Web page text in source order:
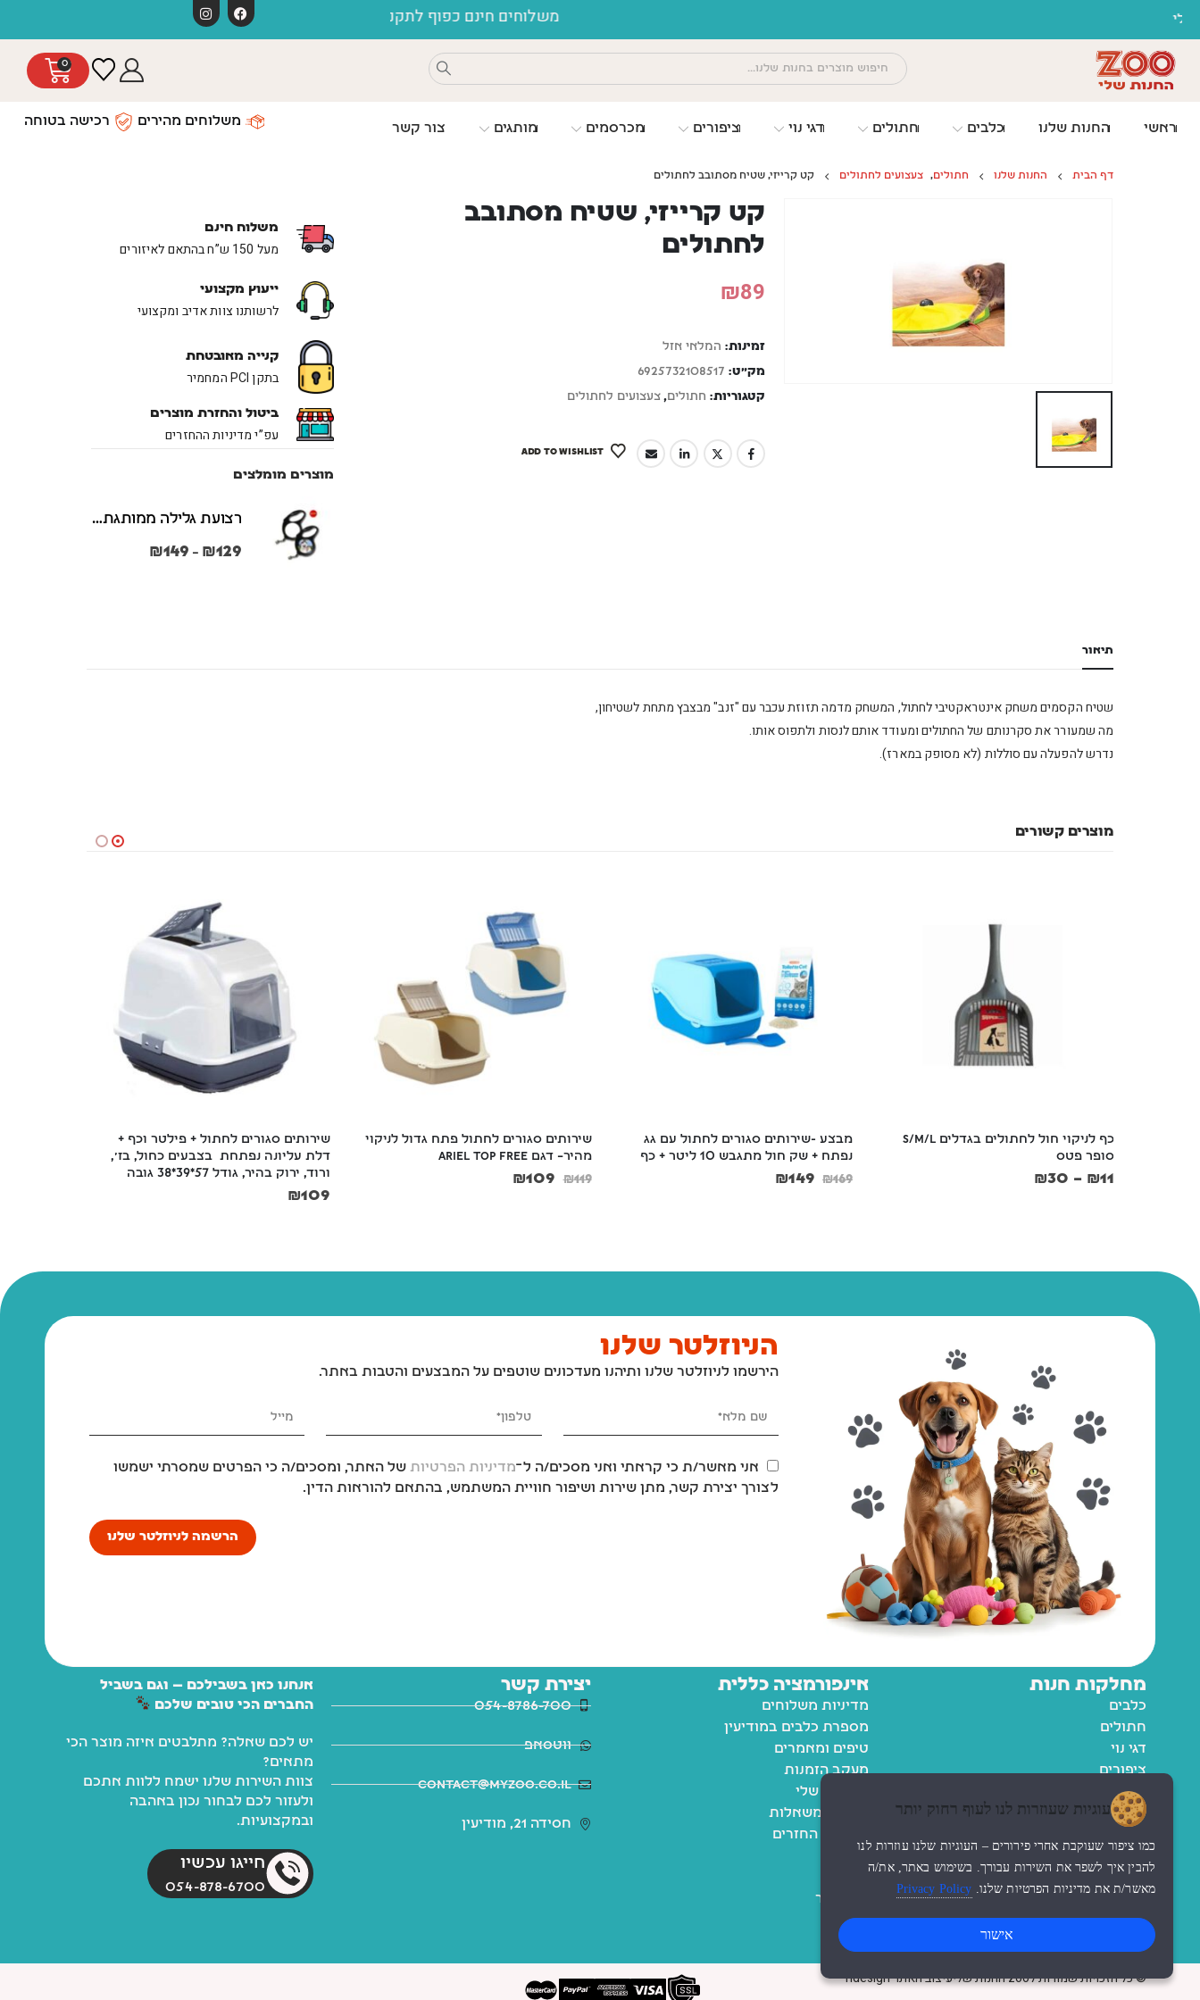
לתוכן
0
ראשי החנות שלנו כלבים חתולים דגי נוי ציפורים מכרסמים מותגים צור קשר משלוחים מהירים רכישה בטוחה
דף הבית החנות שלנו חתולים, צעצועים לחתולים קט קרייזי, שטיח מסתובב לחתולים
קט קרייזי, שטיח מסתובב
לחתולים
₪89
זמינות: המלאי אזל
מק"ט: 6925732108517
קטגוריות: חתולים, צעצועים לחתולים
ADD TO WISHLIST
משלוח חינם
מעל 150 ש”ח בהתאם לאיזורים
ייעוץ מקצועי
לרשותנו צוות אדיב ומקצועי
קנייה מאובטחת
בתקן PCI המחמיר
ביטול והחזרת מוצרים
עפ”י מדיניות ההחזרים
מוצרים מומלצים
רצועת גלילה ממותגת משני הצדדים צבע שחור במידות S + M
₪129
–
₪149
תיאור
שטיח הקסמים משחק אינטראקטיבי לחתול, המשחק מדמה תזוזת עכבר עם "זנב" מבצבץ מתחת לשטיחון,
מה שמעורר את סקרנותם של החתולים ומעודד אותם לנסות ולתפוס אותו.
נדרש להפעלה עם סוללות (לא מסופק במארז).
מוצרים קשורים
סופר פטס
₪11
–
₪30
מבצע -שירותים סגורים לחתול עם גג
נפתח + שק חול מתגבש 10 ליטר + כף
₪169
₪149
שירותים סגורים לחתול פתח גדול לניקוי
מהיר– דגם ARIEL TOP FREE
₪119
₪109
שירותים סגורים לחתול + פילטר וכף +
דלת עליונה נפתחת  בצבעים כחול, בז',
ורוד, ירוק בהיר, גודל 57*39*38 גובה
₪109
הניוזלטר שלנו
הירשמו לניוזלטר שלנו ותיהנו מעדכונים שוטפים על המבצעים והטבות באתר.
אני מאשר/ת כי קראתי ואני מסכים/ה ל־מדיניות הפרטיות של האתר, ומסכים/ה כי הפרטים שמסרתי ישמשו
לצורך יצירת קשר, מתן שירות ושיפור חוויית המשתמש, בהתאם להוראות הדין.
הרשמה לניוזלטר שלנו
מחלקות חנות
כלבים
חתולים
דגי נוי
ציפורים
מכרסמים
אינפורמציה כללית
מדיניות משלוחים
מספרת כלבים במודיעין
טיפים ומאמרים
מעקב הזמנות
החשבון שלי
רשימת משאלות
מדיניות החזרים
צור קשר
יצירת קשר
054-8786-700
ווטסאפ
contact@myzoo.co.il
חסידה 21, מודיעין
אנחנו כאן בשבילכם — וגם בשביל
החברים הכי טובים שלכם
יש לכם שאלה? מתלבטים איזה מוצר הכי
מתאים?
צוות השירות שלנו ישמח ללוות אתכם
ולעזור לכם לבחור נכון באהבה
ובמקצועיות.
חייגו עכשיו
054-878-6700
© כל הזכויות שמורות לzoo החנות שלי עיצוב האתר ndesign
עוגיות שעוזרות לנו לעוף רחוק יותר
כמו ציפור שעוקבת אחרי פירורים – העוגיות שלנו עוזרות לנו
להבין איך לשפר את השירות עבורך. בשימוש באתר, את/ה
מאשר/ת את מדיניות הפרטיות שלנו. Privacy Policy
אישור